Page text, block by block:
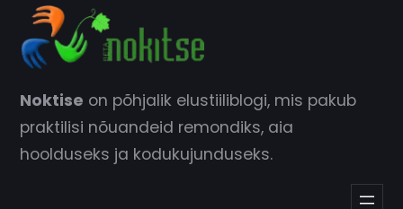
Noktise on põhjalik elustiiliblogi, mis pakub
praktilisi nõuandeid remondiks, aia
hoolduseks ja kodukujunduseks.